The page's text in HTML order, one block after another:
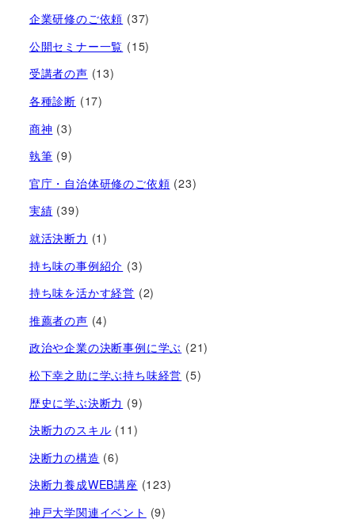
企業研修のご依頼 (37)
公開セミナー一覧 (15)
受講者の声 (13)
各種診断 (17)
商神 (3)
執筆 (9)
官庁・自治体研修のご依頼 (23)
実績 (39)
就活決断力 (1)
持ち味の事例紹介 (3)
持ち味を活かす経営​ (2)
推薦者の声 (4)
政治や企業の決断事例に学ぶ (21)
松下幸之助に学ぶ持ち味経営 (5)
歴史に学ぶ決断力 (9)
決断力のスキル (11)
決断力の構造 (6)
決断力養成WEB講座 (123)
神戸大学関連イベント (9)